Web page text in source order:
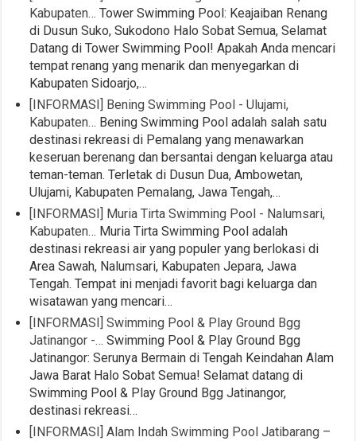
Kabupaten… Tower Swimming Pool: Keajaiban Renang
di Dusun Suko, Sukodono Halo Sobat Semua, Selamat
Datang di Tower Swimming Pool! Apakah Anda mencari
tempat renang yang menarik dan menyegarkan di
Kabupaten Sidoarjo,…
[INFORMASI] Bening Swimming Pool - Ulujami,
Kabupaten… Bening Swimming Pool adalah salah satu
destinasi rekreasi di Pemalang yang menawarkan
keseruan berenang dan bersantai dengan keluarga atau
teman-teman. Terletak di Dusun Dua, Ambowetan,
Ulujami, Kabupaten Pemalang, Jawa Tengah,…
[INFORMASI] Muria Tirta Swimming Pool - Nalumsari,
Kabupaten… Muria Tirta Swimming Pool adalah
destinasi rekreasi air yang populer yang berlokasi di
Area Sawah, Nalumsari, Kabupaten Jepara, Jawa
Tengah. Tempat ini menjadi favorit bagi keluarga dan
wisatawan yang mencari…
[INFORMASI] Swimming Pool & Play Ground Bgg
Jatinangor -… Swimming Pool & Play Ground Bgg
Jatinangor: Serunya Bermain di Tengah Keindahan Alam
Jawa Barat Halo Sobat Semua! Selamat datang di
Swimming Pool & Play Ground Bgg Jatinangor,
destinasi rekreasi…
[INFORMASI] Alam Indah Swimming Pool Jatibarang –